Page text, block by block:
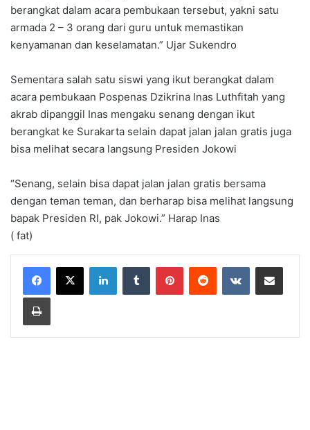
berangkat dalam acara pembukaan tersebut, yakni satu
armada 2 – 3 orang dari guru untuk memastikan
kenyamanan dan keselamatan.” Ujar Sukendro
Sementara salah satu siswi yang ikut berangkat dalam
acara pembukaan Pospenas Dzikrina Inas Luthfitah yang
akrab dipanggil Inas mengaku senang dengan ikut
berangkat ke Surakarta selain dapat jalan jalan gratis juga
bisa melihat secara langsung Presiden Jokowi
“Senang, selain bisa dapat jalan jalan gratis bersama
dengan teman teman, dan berharap bisa melihat langsung
bapak Presiden RI, pak Jokowi.” Harap Inas
( fat)